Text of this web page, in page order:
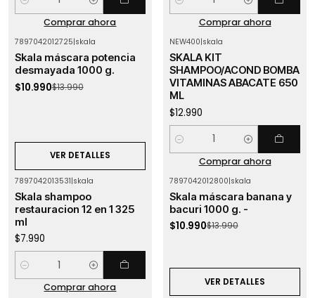
Cantidad
Comprar ahora
Cantidad
Comprar ahora
Agotado
7897042012725|skala
Skala máscara potencia
desmayada 1000 g.
$10.990$13.990
VER DETALLES
NEW400|skala
SKALA KIT
SHAMPOO/ACOND BOMBA
VITAMINAS ABACATE 650
ML
$12.990
Cantidad
Comprar ahora
7897042013531|skala
Skala shampoo
restauracion 12 en 1 325
ml
$7.990
Cantidad
Comprar ahora
Agotado
7897042012800|skala
Skala máscara banana y
bacuri 1000 g. -
$10.990$13.990
VER DETALLES